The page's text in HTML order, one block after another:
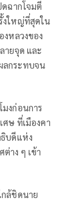
ฉากโจมตี
งใหญ่ที่สุดใน
งหลวงของ
ายจุด และ
ลกระทบจน
มงก่อนการ
ษ ที่เมืองคา
บดีแห่ง
าง ๆ เข้า
กล้ชิดนาย